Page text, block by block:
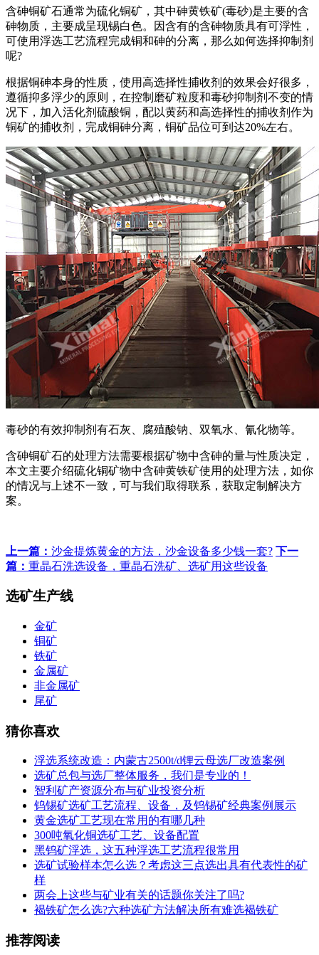
含砷铜矿石通常为硫化铜矿，其中砷黄铁矿(毒砂)是主要的含
砷物质，主要成呈现锡白色。因含有的含砷物质具有可浮性，
可使用浮选工艺流程完成铜和砷的分离，那么如何选择抑制剂
呢?
根据铜砷本身的性质，使用高选择性捕收剂的效果会好很多，
遵循抑多浮少的原则，在控制磨矿粒度和毒砂抑制剂不变的情
况下，加入活化剂硫酸铜，配以黄药和高选择性的捕收剂作为
铜矿的捕收剂，完成铜砷分离，铜矿品位可到达20%左右。
毒砂的有效抑制剂有石灰、腐殖酸钠、双氧水、氰化物等。
含砷铜矿石的处理方法需要根据矿物中含砷的量与性质决定，
本文主要介绍硫化铜矿物中含砷黄铁矿使用的处理方法，如你
的情况与上述不一致，可与我们取得联系，获取定制解决方
案。
上一篇： 沙金提炼黄金的方法，沙金设备多少钱一套? 下一
篇： 重晶石洗选设备，重晶石洗矿、选矿用这些设备
选矿生产线
金矿
铜矿
铁矿
金属矿
非金属矿
尾矿
猜你喜欢
浮选系统改造：内蒙古2500t/d锂云母选厂改造案例
选矿总包与选厂整体服务，我们是专业的！
智利矿产资源分布与矿业投资分析
钨锡矿选矿工艺流程、设备，及钨锡矿经典案例展示
黄金选矿工艺现在常用的有哪几种
300吨氧化铜选矿工艺、设备配置
黑钨矿浮选，这五种浮选工艺流程很常用
选矿试验样本怎么选？考虑这三点选出具有代表性的矿
样
两会上这些与矿业有关的话题你关注了吗?
褐铁矿怎么选?六种选矿方法解决所有难选褐铁矿
推荐阅读